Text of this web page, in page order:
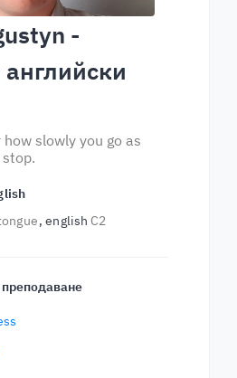
-
slowly you go as
english C2